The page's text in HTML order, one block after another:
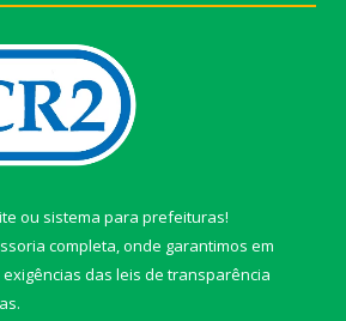
ou sistema para prefeituras!
completa, onde garantimos em
das leis de transparência